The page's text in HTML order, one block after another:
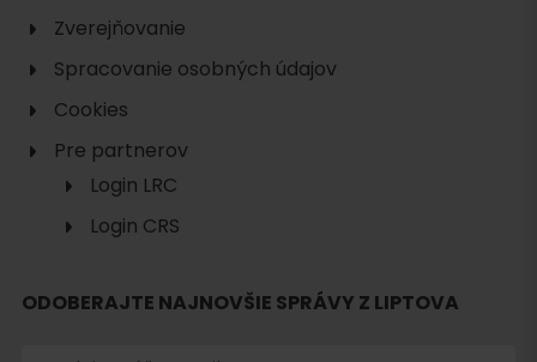
Zverejňovanie
Spracovanie osobných údajov
Cookies
Pre partnerov
Login LRC
Login CRS
ODOBERAJTE NAJNOVŠIE SPRÁVY Z LIPTOVA